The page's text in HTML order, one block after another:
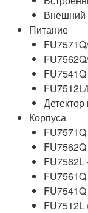
Внешний
Питание
Корпуса
FU7562L
FU7512L